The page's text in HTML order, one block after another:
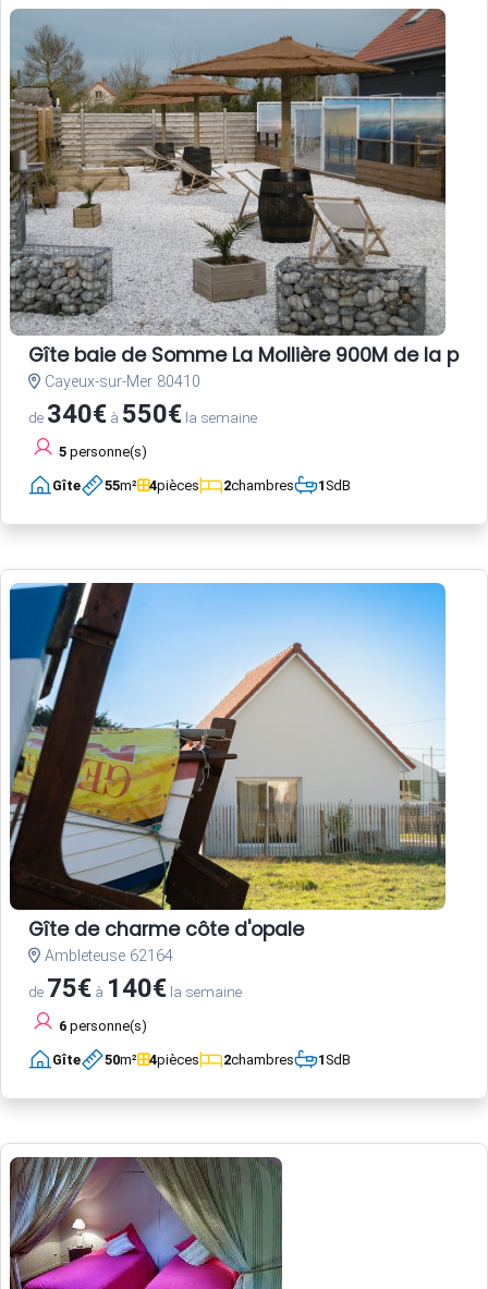
Gîte baie de Somme La Mollière 900M de la
Cayeux-sur-Mer 80410
de 340€ à 550€ la semaine
5 personne(s)
Gîte 55m² 4pièces 2chambres 1SdB
Gîte de charme côte d'opale
Ambleteuse 62164
de 75€ à 140€ la semaine
6 personne(s)
Gîte 50m² 4pièces 2chambres 1SdB